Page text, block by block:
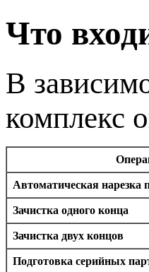
Что
В
комплекс
Автоматическая нарезка
Зачистка одного конца
Зачистка двух концов
Подготовка серийных